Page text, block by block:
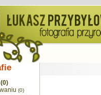
(0)
(0)